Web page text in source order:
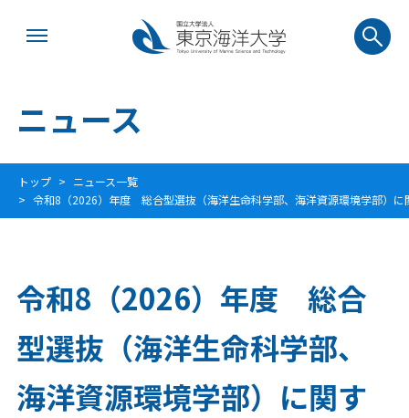
ニュース
トップ
ニュース一覧
令和8（2026）年度 総合型選抜（海洋生命科学部、海洋資源環境学部）に
令和8（2026）年度 総合
型選抜（海洋生命科学部、
海洋資源環境学部）に関す